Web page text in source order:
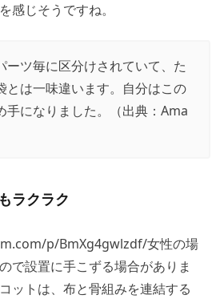
感じそうですね。
ーツ毎に区分けされていて、た
とは一味違います。自分はこの
になりました。（出典： Ama
ラクラク
p/BmXg4gwlzdf/女性の場
で設置に手こずる場合がありま
ットは、布と骨組みを連結する